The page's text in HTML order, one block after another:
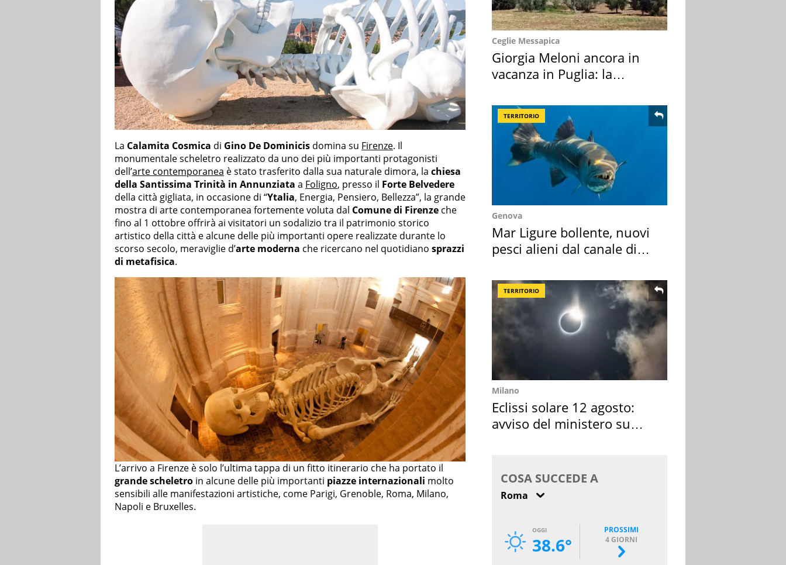
La Calamita Cosmica di Gino De Dominicis domina su Firenze. Il
monumentale scheletro realizzato da uno dei più importanti protagonisti
dell’arte contemporanea è stato trasferito dalla sua naturale dimora, la chiesa
della Santissima Trinità in Annunziata a Foligno, presso il Forte Belvedere
della città gigliata, in occasione di “Ytalia, Energia, Pensiero, Bellezza”, la grande
mostra di arte contemporanea fortemente voluta dal Comune di Firenze che
fino al 1 ottobre offrirà ai visitatori un sodalizio tra il patrimonio storico
artistico della città e alcune delle più importanti opere realizzate durante lo
scorso secolo, meraviglie d’arte moderna che ricercano nel quotidiano sprazzi
di metafisica.
L’arrivo a Firenze è solo l’ultima tappa di un fitto itinerario che ha portato il
grande scheletro in alcune delle più importanti piazze internazionali molto
sensibili alle manifestazioni artistiche, come Parigi, Grenoble, Roma, Milano,
Napoli e Bruxelles.
Ceglie Messapica
Giorgia Meloni ancora in
vacanza in Puglia: la
TERRITORIO
Genova
Mar Ligure bollente, nuovi
pesci alieni dal canale di
TERRITORIO
Milano
Eclissi solare 12 agosto:
avviso del ministero su